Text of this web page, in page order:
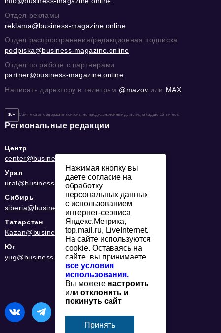
Отдел рекламы
reklama@business-magazine.online
Отдел распространения/редакционная подписка
podpiska@business-magazine.online
Отдел по работе с партнерами
partner@business-magazine.online
Написать директору в телеграм @mazov или MAX
16+ Сайт может содержать контент, не предназначенный для лиц младше 16-ти лет.
Региональные редакции
Центр
center@business-magazine.online
Урал
ural@business-magazine.online
Сибирь
siberia@business-magazine.online
Татарстан
Kazan@business-magazine.online
Юг
yug@business-magazine.online
Нажимая кнопку вы
даете согласие на
обработку
персональных данных
с использованием
интернет-сервиса
Яндекс.Метрика,
top.mail.ru, LiveInternet.
На сайте используются
cookie. Оставаясь на
сайте, вы принимаете
все условия
использования.
Вы можете настроить
или отклонить и
покинуть сайт
Принять